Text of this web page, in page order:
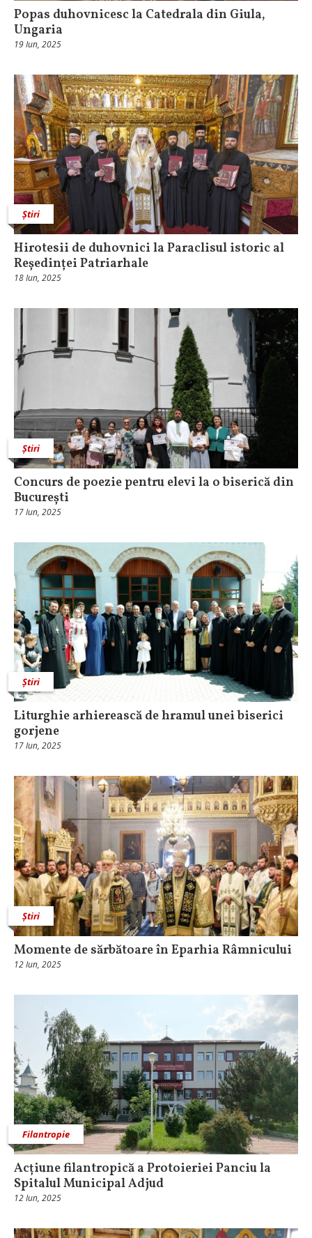
Popas duhovnicesc la Catedrala din Giula,
Ungaria
19 Iun, 2025
Știri
Hirotesii de duhovnici la Paraclisul istoric al
Reședinței Patriarhale
18 Iun, 2025
Știri
Concurs de poezie pentru elevi la o biserică din
București
17 Iun, 2025
Știri
Liturghie arhierească de hramul unei biserici
gorjene
17 Iun, 2025
Știri
Momente de sărbătoare în Eparhia Râmnicului
12 Iun, 2025
Filantropie
Acțiune filantropică a Protoieriei Panciu la
Spitalul Municipal Adjud
12 Iun, 2025